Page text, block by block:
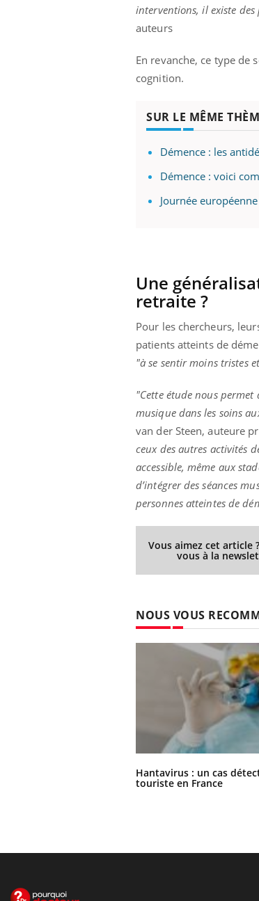
interventions, il existe
auteurs
En revanche, ce type de
cognition.
SUR LE MÊME
Démence : les
Démence : voici
Journée
Une
retraite ?
Pour les chercheurs,
patients atteints de
"à se sentir moins tristes
"Cette étude nous
musique dans les soins
van der Steen, auteure
ceux des autres activités
accessible, même aux
d’intégrer des séances
personnes atteintes de
Vous aimez cet article
vous à la
NOUS VOUS
Hantavirus : un cas
touriste en France